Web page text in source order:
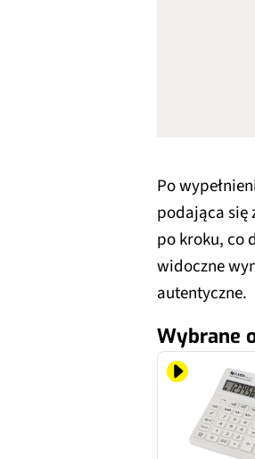
Po
podająca się
po kroku, co
widoczne
autentyczne.
Wybrane